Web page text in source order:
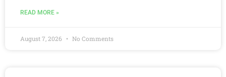
READ MORE »
August 7, 2026 No Comments